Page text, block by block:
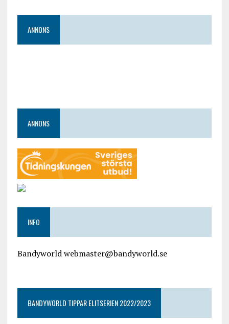
ANNONS
ANNONS
INFO
Bandyworld webmaster@bandyworld.se
BANDYWORLD TIPPAR ELITSERIEN 2022/2023